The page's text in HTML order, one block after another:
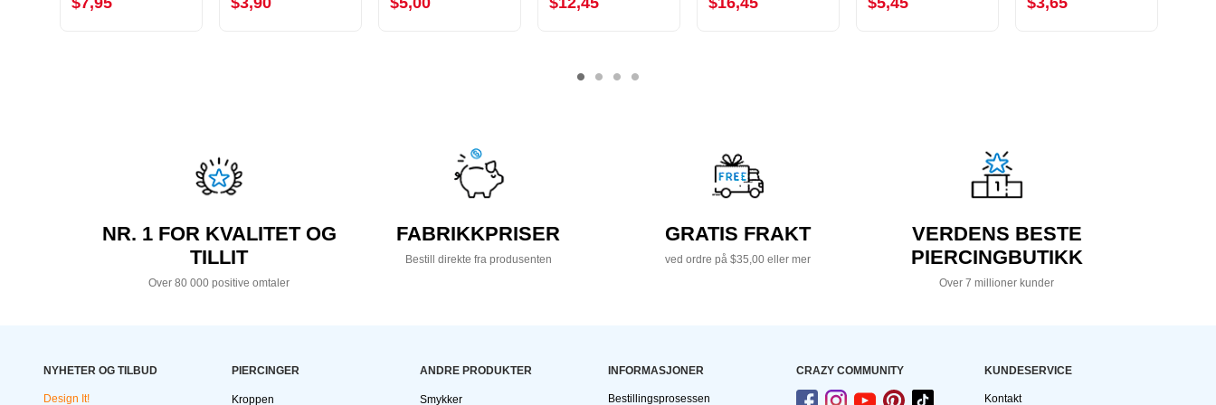
NR. 1 FOR KVALITET OG
TILLIT
Over 80 000 positive omtaler
FABRIKKPRISER
Bestill direkte fra produsenten
GRATIS FRAKT
ved ordre på $35,00 eller mer
VERDENS BESTE
PIERCINGBUTIKK
Over 7 millioner kunder
NYHETER OG TILBUD
Design It!
PIERCINGER
Kroppen
ANDRE PRODUKTER
Smykker
INFORMASJONER
Bestillingsprosessen
CRAZY COMMUNITY KUNDESERVICE
Kontakt